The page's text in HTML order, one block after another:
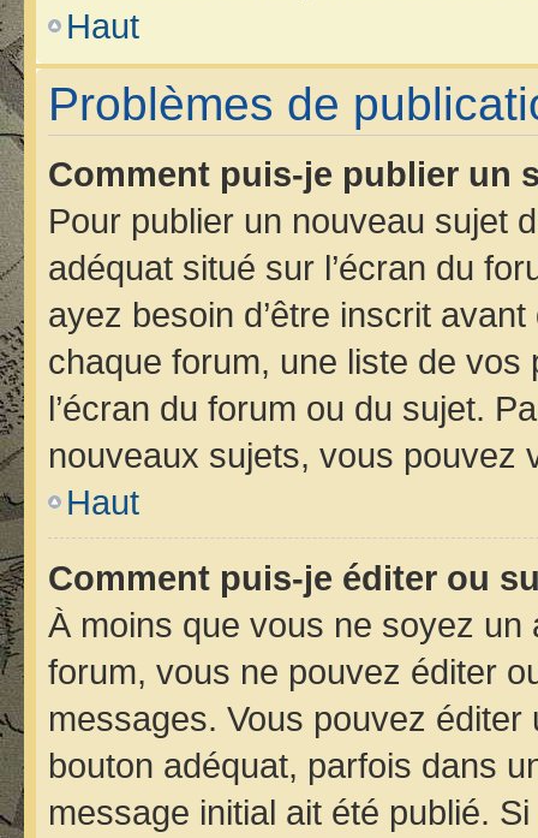
Haut
Problèmes de
Comment puis-je publier un
Pour publier un nouveau sujet
adéquat situé sur l’écran du
ayez besoin d’être inscrit
chaque forum, une liste de
l’écran du forum ou du sujet.
nouveaux sujets, vous pouvez
Haut
Comment puis-je éditer ou
À moins que vous ne soyez
forum, vous ne pouvez éditer
messages. Vous pouvez
bouton adéquat, parfois dans
message initial ait été publié.